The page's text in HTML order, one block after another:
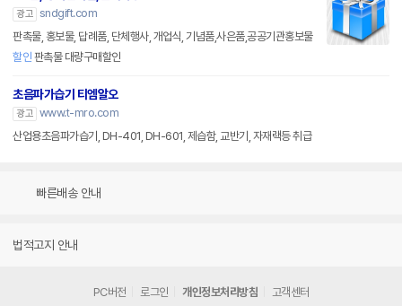
광고 sndgift.com
판촉물, 홍보물, 답례품, 단체행사, 개업식, 기념품,사은품,공공기관홍보물
할인 판촉물 대량구매할인
초음파가습기 티엠알오
광고 www.t-mro.com
산업용초음파가습기, DH-401, DH-601, 제습함, 교반기, 자재랙등 취급
빠른배송 안내
법적고지 안내
PC버전 로그인 개인정보처리방침 고객센터